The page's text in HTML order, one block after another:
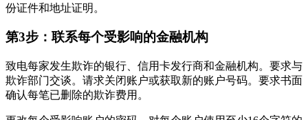
份证件和地址证明。
第3步：联系每个受影响的金融机构
致电每家发生欺诈的银行、信用卡发行商和金融机构。要求与
欺诈部门交谈。请求关闭账户或获取新的账户号码。要求书面
确认每笔已删除的欺诈费用。